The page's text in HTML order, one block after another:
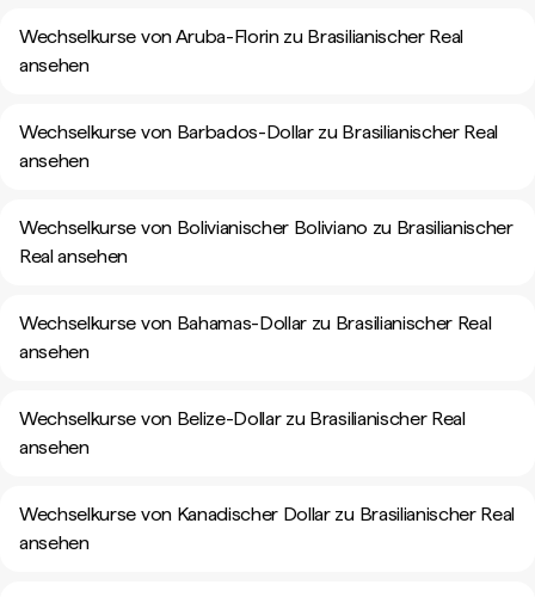
Wechselkurse von Aruba-Florin zu Brasilianischer Real
ansehen
Wechselkurse von Barbados-Dollar zu Brasilianischer Real
ansehen
Wechselkurse von Bolivianischer Boliviano zu Brasilianischer
Real ansehen
Wechselkurse von Bahamas-Dollar zu Brasilianischer Real
ansehen
Wechselkurse von Belize-Dollar zu Brasilianischer Real
ansehen
Wechselkurse von Kanadischer Dollar zu Brasilianischer Real
ansehen